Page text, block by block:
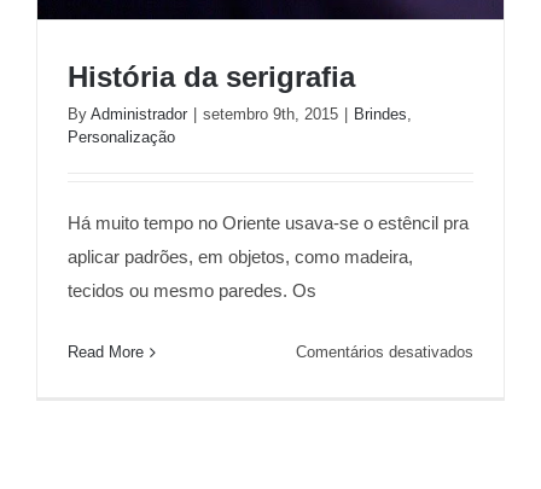
História da serigrafia
História da serigrafia
By Administrador | setembro 9th, 2015 | Brindes
Personalização
Há muito tempo no Oriente usava-se o estêncil pra
aplicar padrões, em objetos, como madeira,
tecidos ou mesmo paredes. Os
Read More Comentários desativados